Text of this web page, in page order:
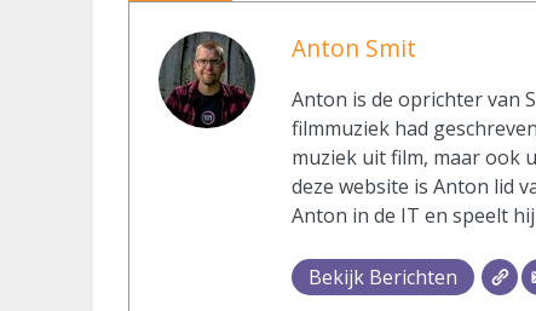
Anton Smit
Anton is de oprichter van
filmmuziek had
muziek uit film, maar ook
deze website is Anton lid
Anton in de IT en speelt
Bekijk Berichten